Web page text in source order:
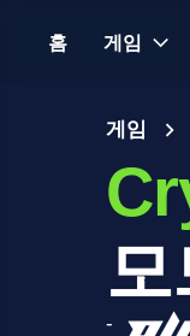
홈 게임
게임
-